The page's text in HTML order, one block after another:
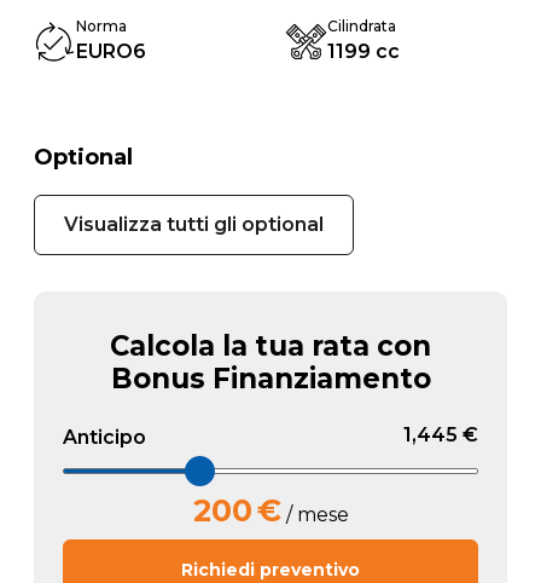
Norma
EURO6
Cilindrata
1199 cc
Optional
Visualizza tutti gli optional
Calcola la tua rata con
Bonus Finanziamento
Anticipo 1,445 €
200€/ mese
Richiedi preventivo